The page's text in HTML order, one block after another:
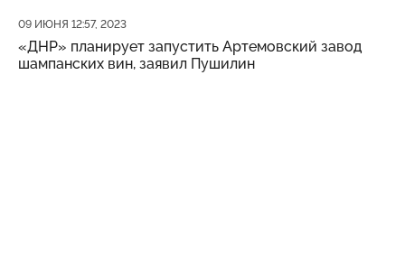
Дата публикации
09 ИЮНЯ 12:57, 2023
«ДНР» планирует запустить Артемовский завод
шампанских вин, заявил Пушилин